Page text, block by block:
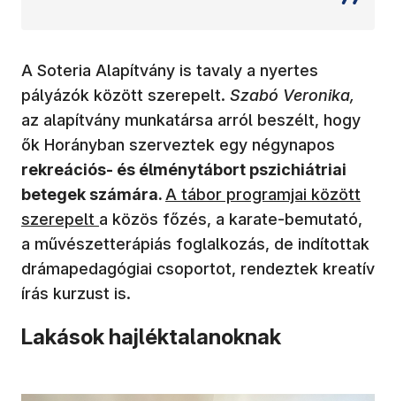
A Soteria Alapítvány is tavaly a nyertes
pályázók között szerepelt. Szabó Veronika,
az alapítvány munkatársa arról beszélt, hogy
ők Horányban szerveztek egy négynapos
rekreációs- és élménytábort pszichiátriai
betegek számára. A tábor programjai között
szerepelt a közös főzés, a karate-bemutató,
a művészetterápiás foglalkozás, de indítottak
drámapedagógiai csoportot, rendeztek kreatív
írás kurzust is.
Lakások hajléktalanoknak